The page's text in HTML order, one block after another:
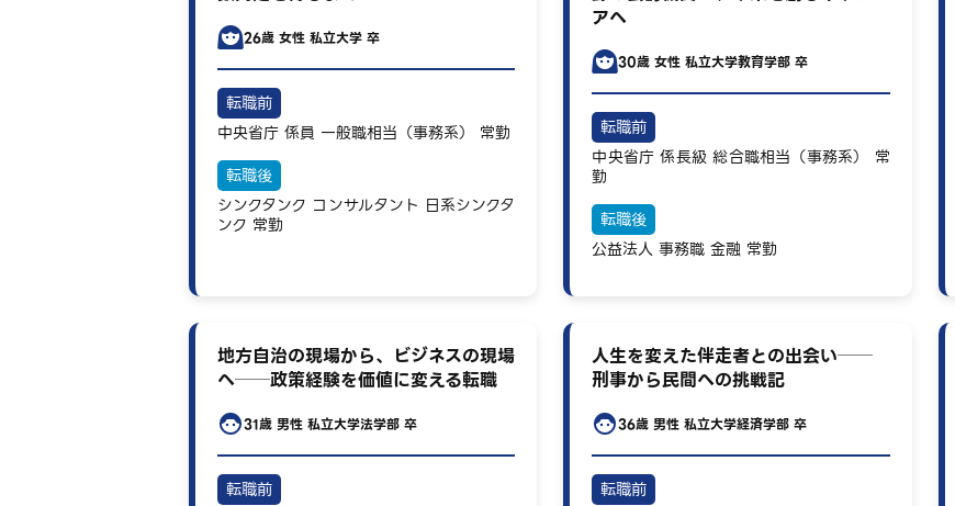
26歳 女性 私立大学 卒
転職前
中央省庁 係員 一般職相当（事務系） 常勤
転職後
シンクタンク コンサルタント 日系シンクタ
ンク 常勤
アへ
30歳 女性 私立大学教育学部 卒
転職前
中央省庁 係長級 総合職相当（事務系）
常
勤
転職後
公益法人 事務職 金融 常勤
地方自治の現場から、ビジネスの現場
へ──政策経験を価値に変える転職
31歳 男性 私立大学法学部 卒
転職前
人生を変えた伴走者との出会い──
刑事から民間への挑戦記
36歳 男性 私立大学経済学部 卒
転職前